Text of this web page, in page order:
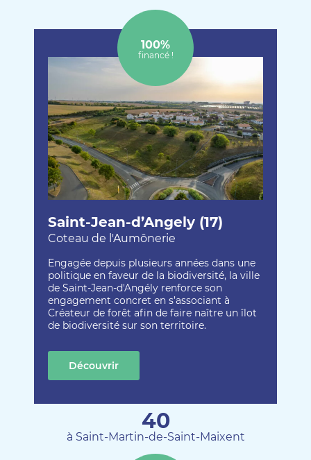
Saint-Jean-d’Angely (17)
Coteau de l'Aumônerie
Engagée depuis plusieurs années dans une
politique en faveur de la biodiversité, la ville
de Saint-Jean-d'Angély renforce son
engagement concret en s’associant à
Créateur de forêt afin de faire naître un îlot
de biodiversité sur son territoire.
100%
financé !
Découvrir
40
à Saint-Martin-de-Saint-Maixent